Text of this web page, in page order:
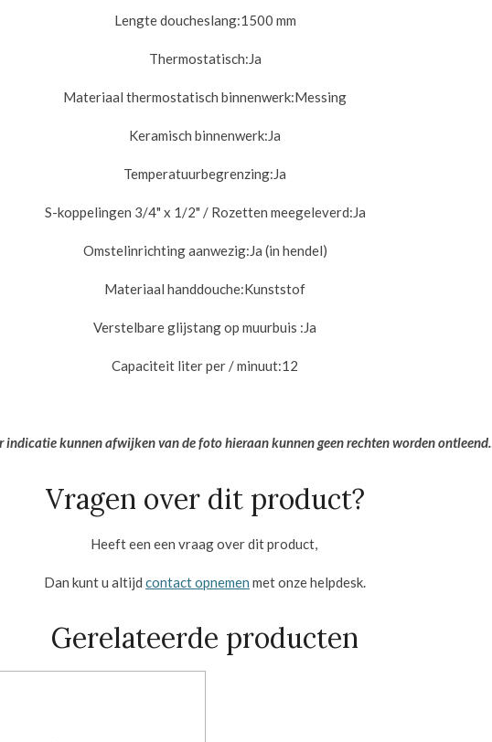
Lengte doucheslang:1500 mm
Thermostatisch:Ja
Materiaal thermostatisch binnenwerk:Messing
Keramisch binnenwerk:Ja
Temperatuurbegrenzing:Ja
S-koppelingen 3/4" x 1/2" / Rozetten meegeleverd:Ja
Omstelinrichting aanwezig:Ja (in hendel)
Materiaal handdouche:Kunststof
Verstelbare glijstang op muurbuis :Ja
Capaciteit liter per / minuut:12
indicatie kunnen afwijken van de foto hieraan kunnen geen rechten worden ontleend.
Vragen over dit product?
Heeft een een vraag over dit product,
Dan kunt u altijd contact opnemen met onze helpdesk.
Gerelateerde producten